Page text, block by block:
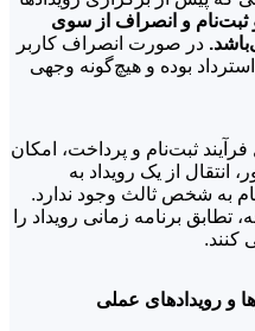
ثبت‌نام و انصراف از سوی
در صورت انصراف کاربر
بوده و هیچ‌گونه وجهی
ثبت‌نام و پرداخت، امکان
انتقال از یک رویداد به
به شخص ثالث وجود ندارد.
برنامه زمانی رویداد را
کنند.